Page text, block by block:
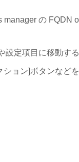
の FQDN
定項目に移動す
ョン]ボタンなど